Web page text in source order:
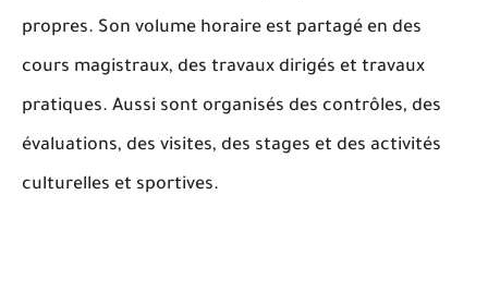
propres. Son volume horaire est partagé en des
cours magistraux, des travaux dirigés et travaux
pratiques. Aussi sont organisés des contrôles, des
évaluations, des visites, des stages et des activités
culturelles et sportives.